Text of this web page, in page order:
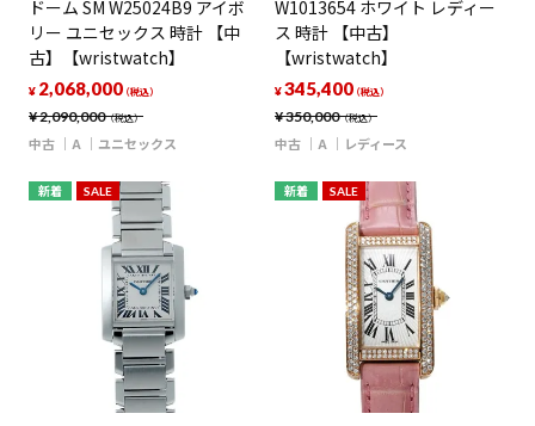
ドーム SM W25024B9 アイボ
リー ユニセックス 時計 【中
古】【wristwatch】
¥2,090,000（税込）
¥ 2,068,000（税込）
中古 A ユニセックス
W1013654 ホワイト レディー
ス 時計 【中古】
【wristwatch】
¥350,000（税込）
¥345,400（税込）
中古 A レディース
新着 SALE 新着 SALE